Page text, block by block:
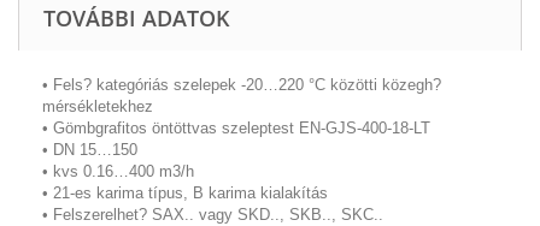
TOVÁBBI ADATOK
• Fels? kategóriás szelepek -20…220 °C közötti közegh?
mérsékletekhez
• Gömbgrafitos öntöttvas szeleptest EN-GJS-400-18-LT
• DN 15…150
• kvs 0.16…400 m3/h
• 21-es karima típus, B karima kialakítás
• Felszerelhet? SAX.. vagy SKD.., SKB.., SKC..